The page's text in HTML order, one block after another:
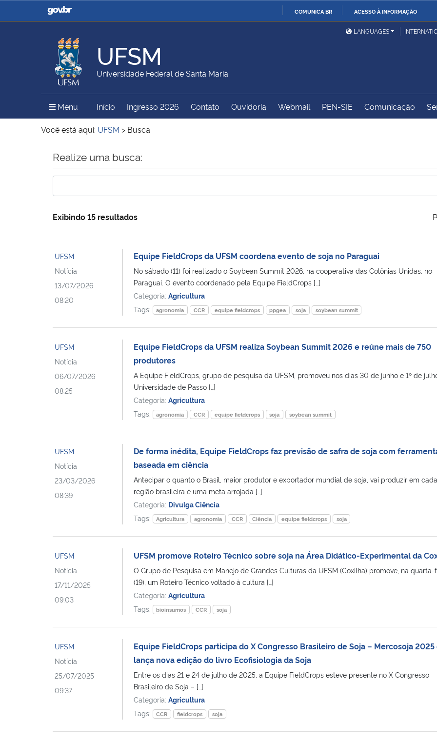
COMUNICA BR ACESSO À INFORMAÇÃO
Casa Civil
Ministério da Justiça e
Ministério da Defesa
Ministério das Relações
Exteriores
Ministério da Agricultura,
Pecuária e Abastecimento
Ministério da Educação
Ministério do Meio Ambiente Ministério do Turismo
Ministério do
Controladoria-Geral da
LANGUAGES
UFSM
Universidade Federal de Santa Maria
Menu Menu Principal do Sítio
Início Ingresso 2026 Contato Ouvidoria Webmail PEN-SIE Comunicação
Você está aqui: UFSM > Busca
Início do conteúdo
Realize uma busca:
Exibindo 15 resultados
UFSM
Notícia
13/07/2026
08:20
Equipe FieldCrops da UFSM coordena evento de soja no Paraguai
No sábado (11) foi realizado o Soybean Summit 2026, na cooperativa das Colônias Unidas, no
Paraguai. O evento coordenado pela Equipe FieldCrops […]
Categoria: Agricultura
Tags:
agronomia CCR equipe fieldcrops ppgea soja soybean summit
UFSM
Notícia
06/07/2026
08:25
Equipe FieldCrops da UFSM realiza Soybean Summit 2026 e reúne mais de 750
produtores
A Equipe FieldCrops, grupo de pesquisa da UFSM, promoveu nos dias 30 de junho e 1º de
Universidade de Passo […]
Categoria: Agricultura
Tags:
agronomia CCR equipe fieldcrops soja soybean summit
UFSM
Notícia
23/03/2026
08:39
De forma inédita, Equipe FieldCrops faz previsão de safra de soja com
baseada em ciência
Antecipar o quanto o Brasil, maior produtor e exportador mundial de soja, vai produzir em cada
região brasileira é uma meta arrojada […]
Categoria: Divulga Ciência
Tags:
Agricultura agronomia CCR Ciência equipe fieldcrops soja
UFSM
Notícia
17/11/2025
09:03
UFSM promove Roteiro Técnico sobre soja na Área Didático-Experimental da
O Grupo de Pesquisa em Manejo de Grandes Culturas da UFSM (Coxilha) promove, na quarta-
(19), um Roteiro Técnico voltado à cultura […]
Categoria: Agricultura
Tags:
bioinsumos CCR soja
UFSM
Notícia
25/07/2025
09:37
Equipe FieldCrops participa do X Congresso Brasileiro de Soja – Mercosoja 2025
lança nova edição do livro Ecofisiologia da Soja
Entre os dias 21 e 24 de julho de 2025, a Equipe FieldCrops esteve presente no X Congresso
Brasileiro de Soja – […]
Categoria: Agricultura
Tags:
CCR fieldcrops soja